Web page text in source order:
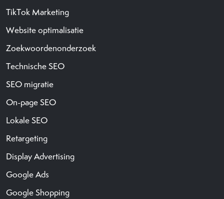
TikTok Marketing
Website optimalisatie
Zoekwoordenonderzoek
Technische SEO
SEO migratie
On-page SEO
Lokale SEO
Retargeting
Display Advertising
Google Ads
Google Shopping